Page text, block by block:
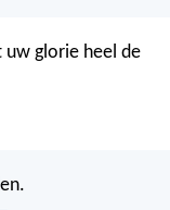
uw glorie heel de